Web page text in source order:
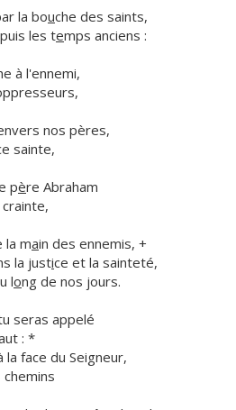
la bouche des saints,
les temps anciens :
à l'ennemi,
nos pères,
sainte,
père Abraham
la main des ennemis, +
la justice et la sainteté,
long de nos jours.
seras appelé
: *
face du Seigneur,